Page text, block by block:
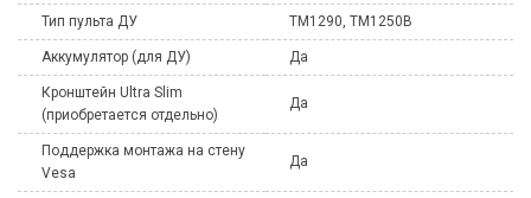
Тип пульта ДУ TM1290, TM1250B
Аккумулятор (для ДУ) Да
Кронштейн Ultra Slim
(приобретается отдельно)
Да
Поддержка монтажа на стену
Vesa
Да